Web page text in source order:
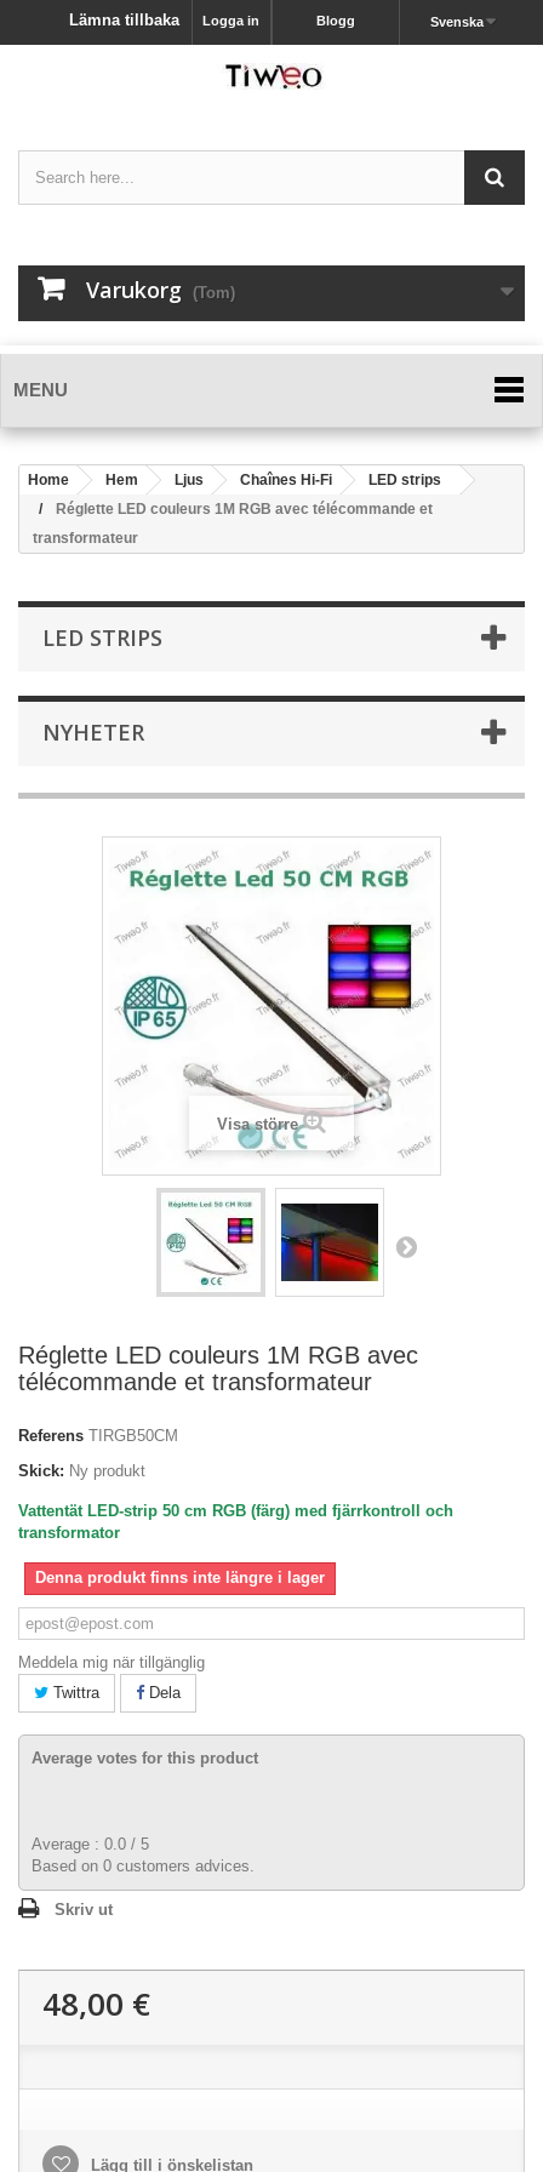
Svenska
Blogg
Logga in
Lämna tillbaka
Varukorg (Tom)
MENU
Home Hem Ljus Chaînes Hi-Fi
LED strips
Réglette LED couleurs 1M RGB avec télécommande et
transformateur
LED STRIPS
NYHETER
Visa större
Réglette LED couleurs 1M RGB avec
télécommande et transformateur
Referens TIRGB50CM
Skick: Ny produkt
Vattentät LED-strip 50 cm RGB (färg) med fjärrkontroll och
transformator
Denna produkt finns inte längre i lager
Meddela mig när tillgänglig
Twittra
Dela
Average votes for this product
Average : 0.0 / 5
Based on 0 customers advices.
Skriv ut
48,00 €
Lägg till i önskelistan